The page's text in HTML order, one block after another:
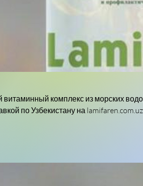
комплекс из морских
по Узбекистану на